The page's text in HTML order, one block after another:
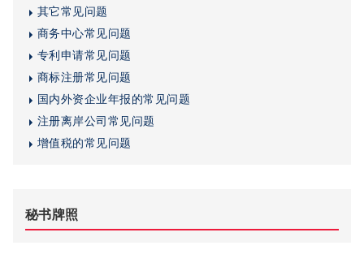
其它常见问题
商务中心常见问题
专利申请常见问题
商标注册常见问题
国内外资企业年报的常见问题
注册离岸公司常见问题
增值税的常见问题
秘书牌照